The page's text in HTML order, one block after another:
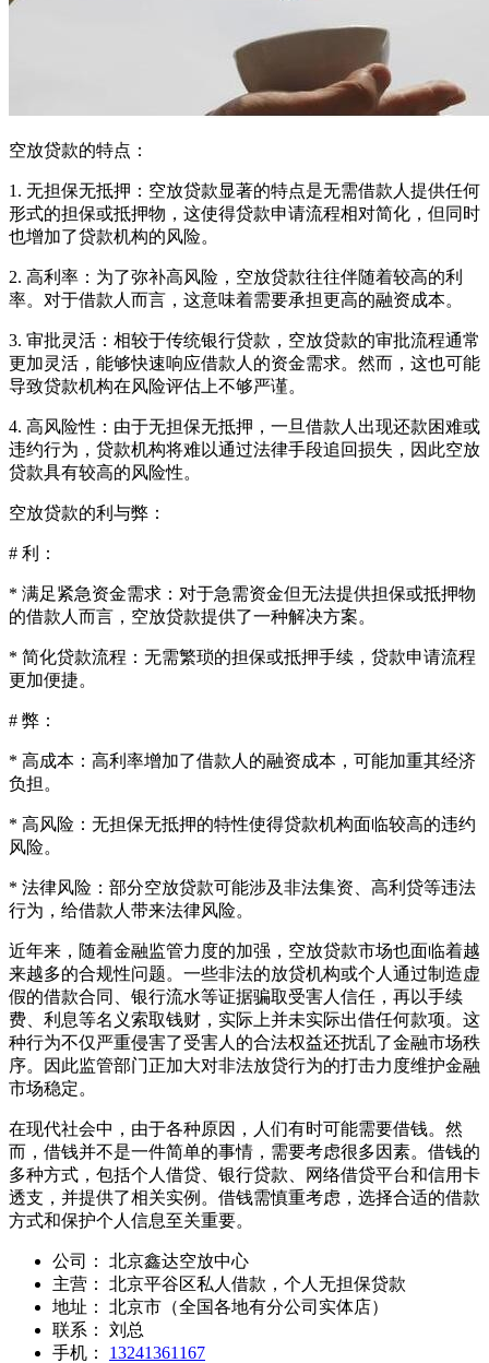
空放贷款的特点：
1. 无担保无抵押：空放贷款显著的特点是无需借款人提供任何
形式的担保或抵押物，这使得贷款申请流程相对简化，但同时
也增加了贷款机构的风险。
2. 高利率：为了弥补高风险，空放贷款往往伴随着较高的利
率。对于借款人而言，这意味着需要承担更高的融资成本。
3. 审批灵活：相较于传统银行贷款，空放贷款的审批流程通常
更加灵活，能够快速响应借款人的资金需求。然而，这也可能
导致贷款机构在风险评估上不够严谨。
4. 高风险性：由于无担保无抵押，一旦借款人出现还款困难或
违约行为，贷款机构将难以通过法律手段追回损失，因此空放
贷款具有较高的风险性。
空放贷款的利与弊：
# 利：
* 满足紧急资金需求：对于急需资金但无法提供担保或抵押物
的借款人而言，空放贷款提供了一种解决方案。
* 简化贷款流程：无需繁琐的担保或抵押手续，贷款申请流程
更加便捷。
# 弊：
* 高成本：高利率增加了借款人的融资成本，可能加重其经济
负担。
* 高风险：无担保无抵押的特性使得贷款机构面临较高的违约
风险。
* 法律风险：部分空放贷款可能涉及非法集资、高利贷等违法
行为，给借款人带来法律风险。
近年来，随着金融监管力度的加强，空放贷款市场也面临着越
来越多的合规性问题。一些非法的放贷机构或个人通过制造虚
假的借款合同、银行流水等证据骗取受害人信任，再以手续
费、利息等名义索取钱财，实际上并未实际出借任何款项。这
种行为不仅严重侵害了受害人的合法权益还扰乱了金融市场秩
序。因此监管部门正加大对非法放贷行为的打击力度维护金融
市场稳定。
在现代社会中，由于各种原因，人们有时可能需要借钱。然
而，借钱并不是一件简单的事情，需要考虑很多因素。借钱的
多种方式，包括个人借贷、银行贷款、网络借贷平台和信用卡
透支，并提供了相关实例。借钱需慎重考虑，选择合适的借款
方式和保护个人信息至关重要。
公司：
北京鑫达空放中心
主营：
北京平谷区私人借款，个人无担保贷款
地址：
北京市（全国各地有分公司实体店）
联系：
刘总
手机：
13241361167